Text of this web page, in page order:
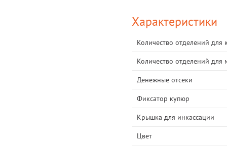
Характеристики
Количество отделений для
Количество отделений для
Денежные отсеки
Фиксатор купюр
Крышка для инкассации
Цвет